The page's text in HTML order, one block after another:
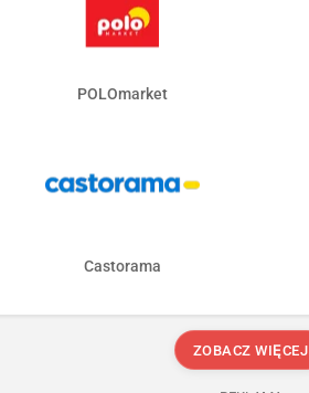
POLOmarket
Castorama
ZOBACZ WIĘCEJ